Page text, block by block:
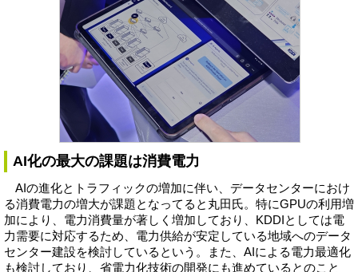
AI化の最大の課題は消費電力
AIの進化とトラフィックの増加に伴い、データセンターにおけ
る消費電力の増大が課題となってると丸田氏。特にGPUの利用増
加により、電力消費量が著しく増加しており、KDDIとしては電
力需要に対応するため、電力供給が安定している地域へのデータ
センター建設を検討しているという。また、AIによる電力最適化
も検討しており、省電力化技術の開発にも進めているとのこと